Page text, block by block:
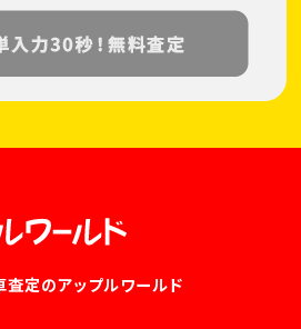
査定のアップルワールド